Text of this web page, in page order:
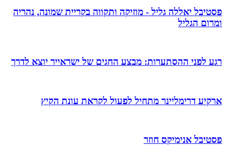
פסטיבל יאללה גליל - מוזיקה ותקווה בקריית שמונה, נהריה
ומרום הגליל
רגע לפני ההסתערות: מבצע החגים של ישראייר יוצא לדרך
ארקיע דרימליינר מתחיל לפעול לקראת עונת הקיץ
פסטיבל אנימיקס חוזר